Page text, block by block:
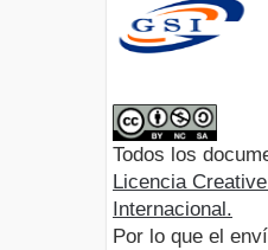
Todos los
Licencia
Internacional.
Por lo que el